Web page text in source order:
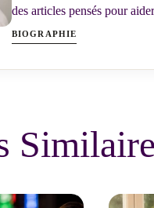
des articles pensés pour
BIOGRAPHIE